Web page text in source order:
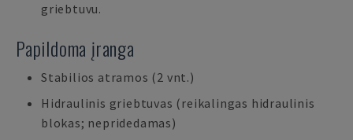
griebtuvu.
Papildoma įranga
Stabilios atramos (2 vnt.)
Hidraulinis griebtuvas (reikalingas hidraulinis
blokas; nepridedamas)